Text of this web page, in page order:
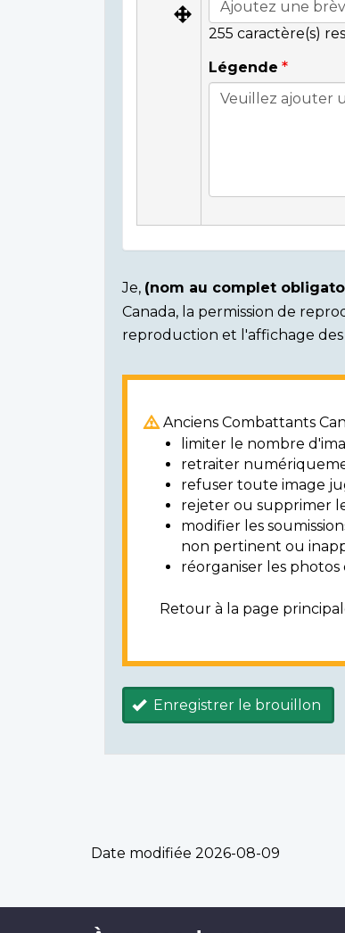
255 caractère(s)
Légende
Consent
section
Je, (nom au complet
Canada, la permission de
reproduction et l'affichage des
Anciens Combattants
limiter le nombre
retraiter
refuser toute image
rejeter ou supprimer
modifier les
non pertinent ou
réorganiser les
Retour à la page
Enregistrer le brouillon
Date modifiée 2026-08-09